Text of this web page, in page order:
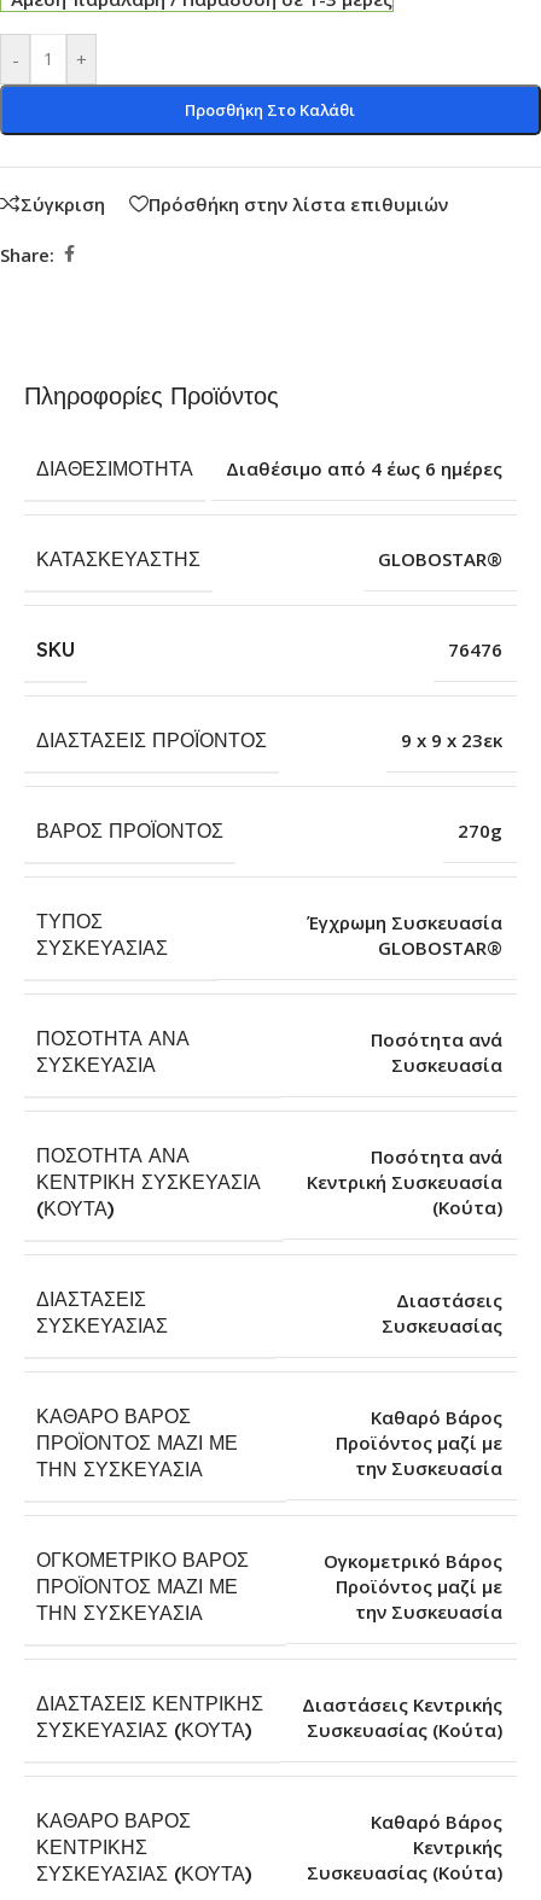
- +
Προσθήκη Στο Καλάθι
Σύγκριση Πρόσθήκη στην λίστα επιθυμιών
Share:
Πληροφορίες Προϊόντος
ΔΙΑΘΕΣΙΜΌΤΗΤΑ Διαθέσιμο από 4 έως 6 ημέρες
ΚΑΤΑΣΚΕΥΑΣΤΉΣ GLOBOSTAR®
SKU 76476
ΔΙΑΣΤΆΣΕΙΣ ΠΡΟΪΌΝΤΟΣ 9 x 9 x 23εκ
ΒΆΡΟΣ ΠΡΟΪΌΝΤΟΣ 270g
ΤΎΠΟΣ
ΣΥΣΚΕΥΑΣΊΑΣ
Έγχρωμη Συσκευασία
GLOBOSTAR®
ΠΟΣΌΤΗΤΑ ΑΝΆ
ΣΥΣΚΕΥΑΣΊΑ
Ποσότητα ανά
Συσκευασία
ΠΟΣΌΤΗΤΑ ΑΝΆ
ΚΕΝΤΡΙΚΉ ΣΥΣΚΕΥΑΣΊΑ
(ΚΟΎΤΑ)
Ποσότητα ανά
Κεντρική Συσκευασία
(Κούτα)
ΔΙΑΣΤΆΣΕΙΣ
ΣΥΣΚΕΥΑΣΊΑΣ
Διαστάσεις
Συσκευασίας
ΚΑΘΑΡΌ ΒΆΡΟΣ
ΠΡΟΪΌΝΤΟΣ ΜΑΖΊ ΜΕ
ΤΗΝ ΣΥΣΚΕΥΑΣΊΑ
Καθαρό Βάρος
Προϊόντος μαζί με
την Συσκευασία
ΟΓΚΟΜΕΤΡΙΚΌ ΒΆΡΟΣ
ΠΡΟΪΌΝΤΟΣ ΜΑΖΊ ΜΕ
ΤΗΝ ΣΥΣΚΕΥΑΣΊΑ
Ογκομετρικό Βάρος
Προϊόντος μαζί με
την Συσκευασία
ΔΙΑΣΤΆΣΕΙΣ ΚΕΝΤΡΙΚΉΣ
ΣΥΣΚΕΥΑΣΊΑΣ (ΚΟΎΤΑ)
Διαστάσεις Κεντρικής
Συσκευασίας (Κούτα)
ΚΑΘΑΡΌ ΒΆΡΟΣ
ΚΕΝΤΡΙΚΉΣ
ΣΥΣΚΕΥΑΣΊΑΣ (ΚΟΎΤΑ)
Καθαρό Βάρος
Κεντρικής
Συσκευασίας (Κούτα)